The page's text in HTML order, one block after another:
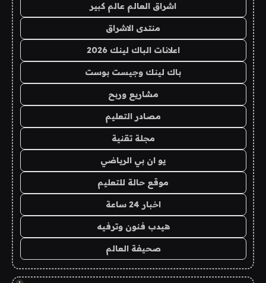
اشراق العالم عالم كبير
منتدى الاشراق
اعلانات الباك لينك 2026
باك لينك وجيست بوست
مشاريع وربح
مصادر التعليم
مجلة تقنية
يو ان بي الرياضي
موقع حالة للتعليم
اخبار 24 ساعة
هيدب فنون وترفيه
صحيفة العالم